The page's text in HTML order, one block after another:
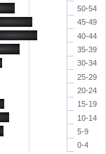
0-4
5-9
10-14
15-19
20-24
25-29
30-34
35-39
40-44
45-49
50-54